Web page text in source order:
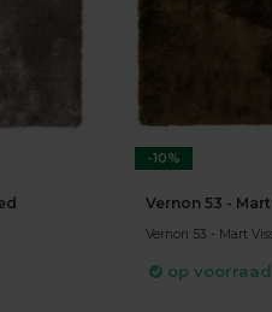
-10%
Vernon 53 -
Vernon 53 - Mart
op voorraad